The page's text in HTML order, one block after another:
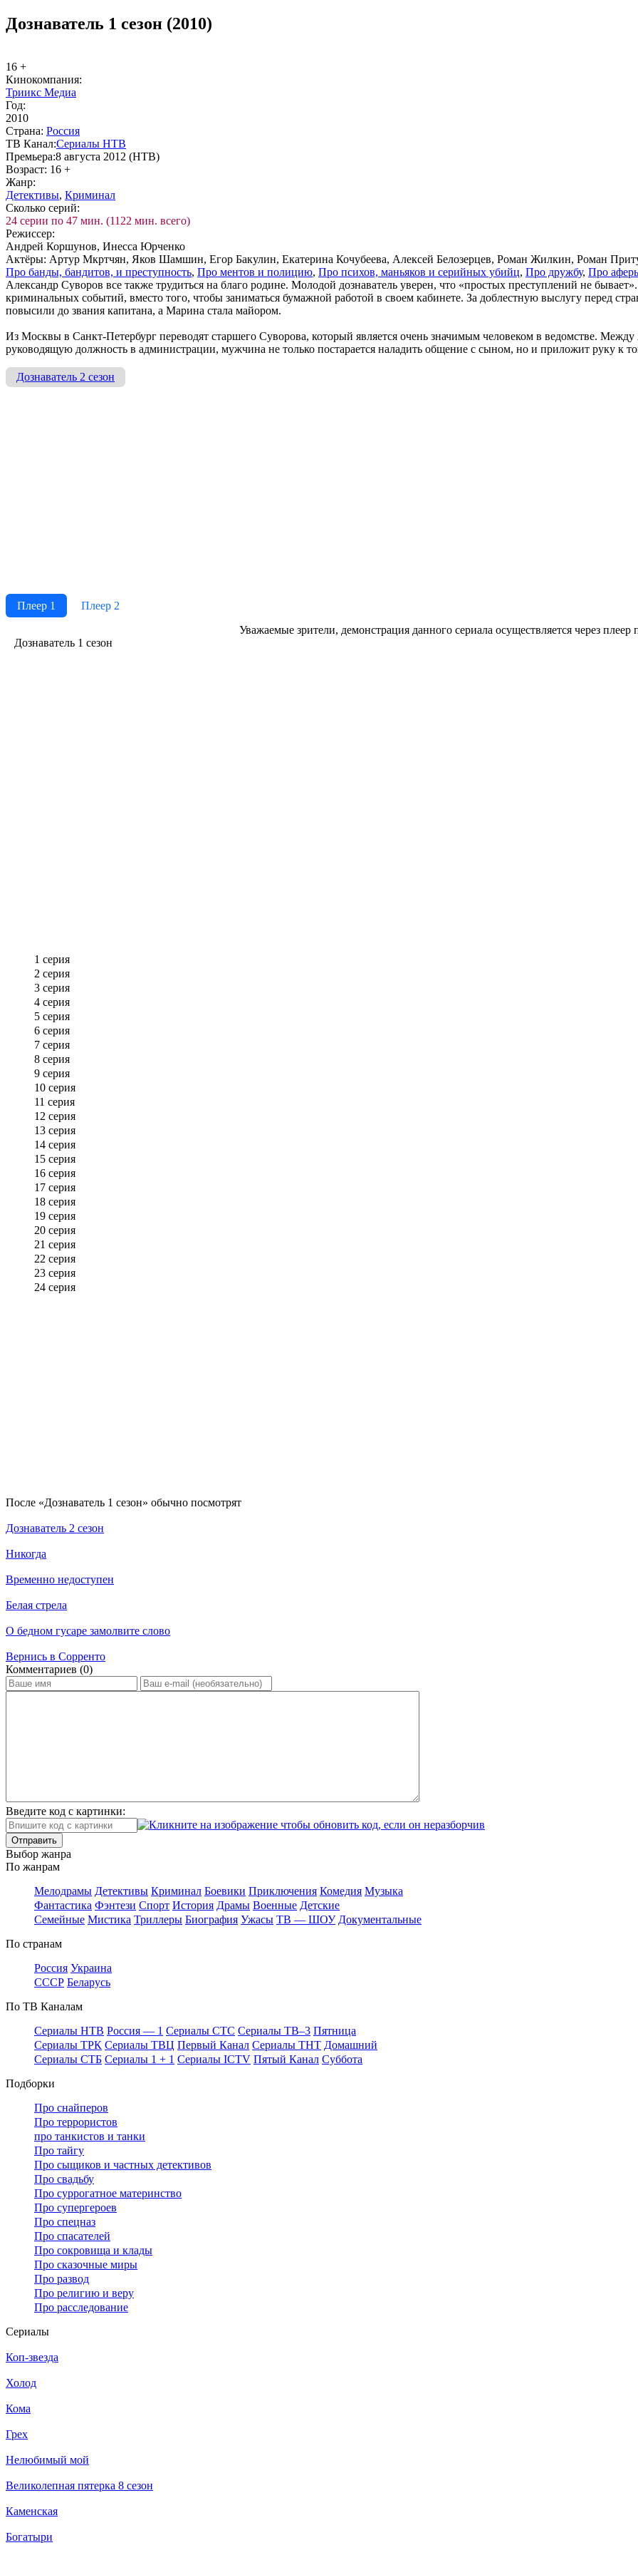
Дознаватель 1 сезон (2010)
16 +
Ки­но­ком­па­ния:
Триикс Медиа
Год:
2010
Стра­на: Рос­сия
ТВ Ка­нал:Се­риа­лы НТВ
Пре­мье­ра:8 августа 2012 (НТВ)
Воз­раст: 16 +
Жанр:
Де­тек­ти­вы, Кри­ми­нал
Сколь­ко се­рий:
24 серии по 47 мин. (1122 мин. всего)
Ре­жис­сер:
Андрей Коршунов, Инесса Юрченко
Ак­тё­ры: Артур Мкртчян, Яков Шамшин, Егор Бакулин, Екатерина Кочубеева, Алексей Белозерцев, Роман Жилкин, Роман
Про бан­ды, бан­ди­тов, и пре­ступ­ность, Про мен­тов и по­ли­цию, Про пси­хов, мань­я­ков и се­рий­ных убийц, Про друж­бу, Про
Александр Суворов все также трудиться на благо родине. Молодой дознаватель уверен, что «простых преступлений не
криминальных событий, вместо того, чтобы заниматься бумажной работой в своем кабинете. За доблестную выслугу перед
повысили до звания капитана, а Марина стала майором.
Из Москвы в Санкт-Петербург переводят старшего Суворова, который является очень значимым человеком в ведомстве.
руководящую должность в администрации, мужчина не только постарается наладить общение с сыном, но и приложит руку к
Дознаватель 2 сезон
Плеер 1
Плеер 2
Ува­жае­мые зри­те­ли, де­мон­ст­ра­ция дан­но­го се­риа­ла осу­ще­ст­в­ля­ет­ся че­рез пле­ер
Дознаватель 1 сезон
1 серия
2 серия
3 серия
4 серия
5 серия
6 серия
7 серия
8 серия
9 серия
10 серия
11 серия
12 серия
13 серия
14 серия
15 серия
16 серия
17 серия
18 серия
19 серия
20 серия
21 серия
22 серия
23 серия
24 серия
По­сле «Дознаватель 1 сезон» обыч­но по­смот­рят
Дознаватель 2 сезон
Никогда
Временно недоступен
Белая стрела
О бедном гусаре замолвите слово
Вернись в Сорренто
Ком­мен­та­ри­ев (0)
Введите код с картинки:
Отправить
Вы­бор жан­ра
По жан­рам
Ме­ло­дра­мы Де­тек­ти­вы Кри­ми­нал Бое­ви­ки При­клю­че­ния Ко­ме­дия Му­зы­ка
Фан­та­сти­ка Фэн­те­зи Спорт Ис­то­рия Дра­мы Во­ен­ные Дет­ские
Се­мей­ные Мис­ти­ка Трил­ле­ры Био­гра­фия Ужа­сы ТВ — ШОУ До­ку­мен­таль­ные
По стра­нам
Рос­сия Ук­раи­на
СССР Бе­ла­русь
По ТВ Ка­на­лам
Се­риа­лы НТВ Рос­сия — 1 Се­риа­лы СТС Се­риа­лы ТВ–3 Пят­ни­ца
Се­риа­лы ТРК Се­риа­лы ТВЦ Пер­вый Ка­нал Се­риа­лы ТНТ До­маш­ний
Се­риа­лы СТБ Се­риа­лы 1 + 1 Се­риа­лы ICTV Пя­тый Ка­нал Суб­бо­та
Подборки
Про снайперов
Про террористов
про танкистов и танки
Про тайгу
Про сыщиков и частных детективов
Про свадьбу
Про суррогатное материнство
Про супергероев
Про спецназ
Про спасателей
Про сокровища и клады
Про сказочные миры
Про развод
Про религию и веру
Про расследование
Се­риа­лы
Коп-звезда
Холод
Кома
Грех
Нелюбимый мой
Великолепная пятерка 8 сезон
Каменская
Богатыри